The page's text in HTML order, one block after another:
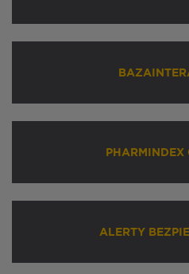
PHARMINDEX
ALERTY